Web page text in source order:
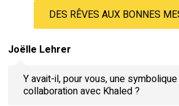
DES RÊVES AUX BONNES
Joëlle Lehrer
Y avait-il, pour vous, une
collaboration avec Khaled ?